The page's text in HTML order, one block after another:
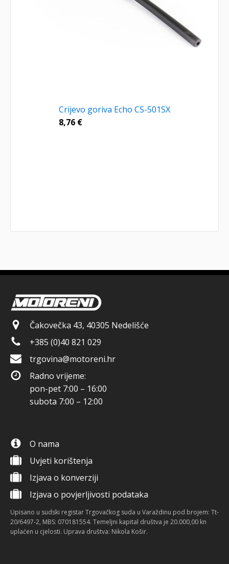
Crijevo goriva Echo CS-501SX
8,76 €
Čakovečka 43, 40305 Nedelišće
+385 (0)40 821 029
trgovina@motoreni.hr
Radno vrijeme:
pon-pet 7:00 – 16:00
subota 7:00 – 12:00
O nama
Uvjeti korištenja
Izjava o konverziji
Izjava o povjerljivosti podataka
Upisano u sudski registar Trgovačkog suda u Varaždinu pod brojem: Tt-
20/6497-2, MBS: 070181554. Temeljni kapital društva je 20.000,00 kn
uplaćen u cjelosti. Uprava društva: Nikola Košir.